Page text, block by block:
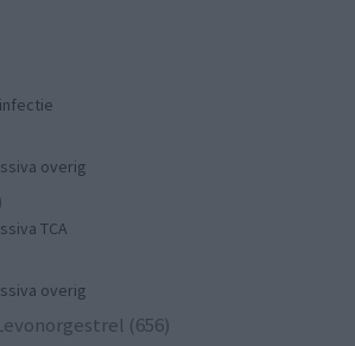
overig
TCA
overig
(656)